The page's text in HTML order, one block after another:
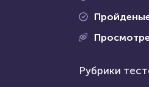
Проходили 1427 раз
Рубрики